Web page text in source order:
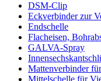
DSM-Clip
Eckverbinder zur
Endschelle
Flacheisen,
GALVA-Spray
Mattenverbinder
Mittelschelle für